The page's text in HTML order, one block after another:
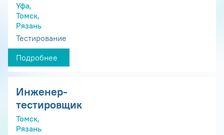
Уфа,
Томск,
Рязань
Тестирование
Подробнее
Инженер-
тестировщик
Томск,
Рязань